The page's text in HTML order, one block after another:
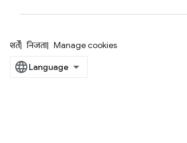
शर्तें निजता Manage cookies